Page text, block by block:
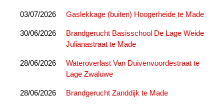
03/07/2026 Gaslekkage (buiten) Hoogerheide te Made
30/06/2026
Brandgerucht Basisschool De Lage Weide
Julianastraat te Made
28/06/2026
Wateroverlast Van Duivenvoordestraat te
Lage Zwaluwe
28/06/2026 Brandgerucht Zanddijk te Made